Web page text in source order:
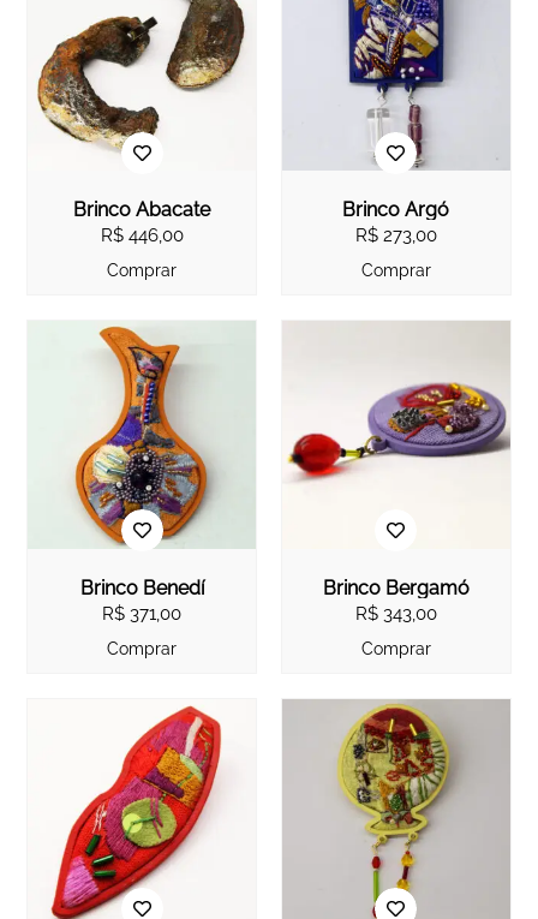
Brinco Abacate
R$446,00
Comprar
Brinco Argó
R$273,00
Comprar
Brinco Benedí
R$ 371,00
Comprar
Brinco Bergamó
R$343,00
Comprar